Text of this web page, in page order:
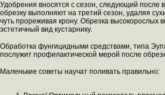
Удобрения вносятся с сезон, следующий после
обрезку выполняют на третий сезон, удаляя
чуть прореживая крону. Обрезка высокорослых
эстетичный вид кустарнику.
Обработка фунгицидными средствами, типа
послужит профилактической мерой после
Маленькие советы научат поливать правильно: